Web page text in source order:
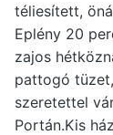
téliesített,
Eplény 20
zajos
pattogó
szeretettel
Portán.Kis